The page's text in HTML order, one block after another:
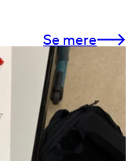
Se mere